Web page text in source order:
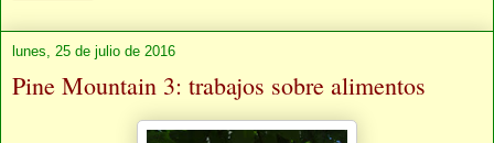
lunes, 25 de julio de 2016
Pine Mountain 3: trabajos sobre alimentos